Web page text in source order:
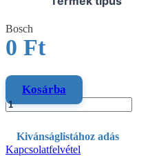
Bosch
0 Ft
Kosárba
Kivánságlistához adás
Kapcsolatfelvétel